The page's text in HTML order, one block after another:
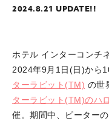
2024.8.21 UPDATE!!
ホテル インターコンチ
2024年9月1日(日)から
ターラビット(TM) の世
ターラビット(TM)のハ
催。期間中、ピーター